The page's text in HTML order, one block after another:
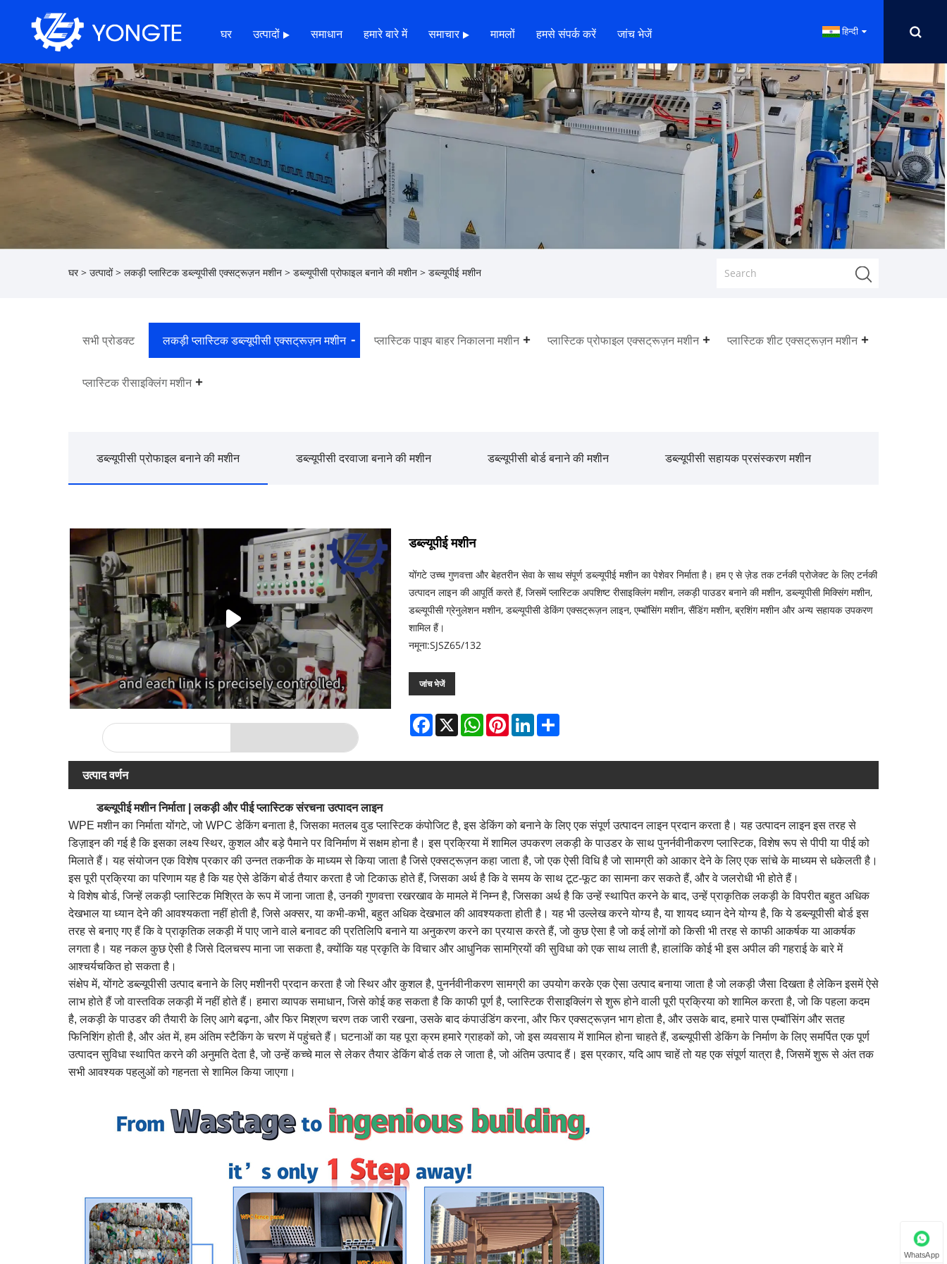
घर उत्पादों समाधान हमारे बारे में समाचार मामलों हमसे संपर्क करें जांच भेजें हिन्दी
घर > उत्पादों> लकड़ी प्लास्टिक डब्ल्यूपीसी एक्सट्रूज़न मशीन > डब्ल्यूपीसी प्रोफाइल बनाने की मशीन > डब्ल्यूपीई मशीन
सभी प्रोडक्ट लकड़ी प्लास्टिक डब्ल्यूपीसी एक्सट्रूज़न मशीन प्लास्टिक पाइप बाहर निकालना मशीन प्लास्टिक प्रोफाइल एक्सट्रूज़न मशीन प्लास्टिक शीट एक्सट्रूज़न मशीन
प्लास्टिक रीसाइक्लिंग मशीन
डब्ल्यूपीसी प्रोफाइल बनाने की मशीन डब्ल्यूपीसी दरवाजा बनाने की मशीन डब्ल्यूपीसी बोर्ड बनाने की मशीन डब्ल्यूपीसी सहायक प्रसंस्करण मशीन
डब्ल्यूपीई मशीन
योंगटे उच्च गुणवत्ता और बेहतरीन सेवा के साथ संपूर्ण डब्ल्यूपीई मशीन का पेशेवर निर्माता है। हम ए से ज़ेड तक टर्नकी प्रोजेक्ट के लिए टर्नकी
उत्पादन लाइन की आपूर्ति करते हैं, जिसमें प्लास्टिक अपशिष्ट रीसाइक्लिंग मशीन, लकड़ी पाउडर बनाने की मशीन, डब्ल्यूपीसी मिक्सिंग मशीन,
डब्ल्यूपीसी ग्रेनुलेशन मशीन, डब्ल्यूपीसी डेकिंग एक्सट्रूज़न लाइन, एम्बॉसिंग मशीन, सैंडिंग मशीन, ब्रशिंग मशीन और अन्य सहायक उपकरण
शामिल हैं।
नमूना:SJSZ65/132
जांच भेजें
Facebook
X WhatsAppPinterestLinkedIn
उत्पाद वर्णन
डब्ल्यूपीई मशीन निर्माता | लकड़ी और पीई प्लास्टिक संरचना उत्पादन लाइन
WPE मशीन का निर्माता योंगटे, जो WPC डेकिंग बनाता है, जिसका मतलब वुड प्लास्टिक कंपोजिट है, इस डेकिंग को बनाने के लिए एक संपूर्ण उत्पादन लाइन प्रदान करता है। यह उत्पादन लाइन इस तरह से
डिज़ाइन की गई है कि इसका लक्ष्य स्थिर, कुशल और बड़े पैमाने पर विनिर्माण में सक्षम होना है। इस प्रक्रिया में शामिल उपकरण लकड़ी के पाउडर के साथ पुनर्नवीनीकरण प्लास्टिक, विशेष रूप से पीपी या पीई को
मिलाते हैं। यह संयोजन एक विशेष प्रकार की उन्नत तकनीक के माध्यम से किया जाता है जिसे एक्सट्रूज़न कहा जाता है, जो एक ऐसी विधि है जो सामग्री को आकार देने के लिए एक सांचे के माध्यम से धकेलती है।
इस पूरी प्रक्रिया का परिणाम यह है कि यह ऐसे डेकिंग बोर्ड तैयार करता है जो टिकाऊ होते हैं, जिसका अर्थ है कि वे समय के साथ टूट-फूट का सामना कर सकते हैं, और वे जलरोधी भी होते हैं।
ये विशेष बोर्ड, जिन्हें लकड़ी प्लास्टिक मिश्रित के रूप में जाना जाता है, उनकी गुणवत्ता रखरखाव के मामले में निम्न है, जिसका अर्थ है कि उन्हें स्थापित करने के बाद, उन्हें प्राकृतिक लकड़ी के विपरीत बहुत अधिक
देखभाल या ध्यान देने की आवश्यकता नहीं होती है, जिसे अक्सर, या कभी-कभी, बहुत अधिक देखभाल की आवश्यकता होती है। यह भी उल्लेख करने योग्य है, या शायद ध्यान देने योग्य है, कि ये डब्ल्यूपीसी बोर्ड इस
तरह से बनाए गए हैं कि वे प्राकृतिक लकड़ी में पाए जाने वाले बनावट की प्रतिलिपि बनाने या अनुकरण करने का प्रयास करते हैं, जो कुछ ऐसा है जो कई लोगों को किसी भी तरह से काफी आकर्षक या आकर्षक
लगता है। यह नकल कुछ ऐसी है जिसे दिलचस्प माना जा सकता है, क्योंकि यह प्रकृति के विचार और आधुनिक सामग्रियों की सुविधा को एक साथ लाती है, हालांकि कोई भी इस अपील की गहराई के बारे में
आश्चर्यचकित हो सकता है।
संक्षेप में, योंगटे डब्ल्यूपीसी उत्पाद बनाने के लिए मशीनरी प्रदान करता है जो स्थिर और कुशल है, पुनर्नवीनीकरण सामग्री का उपयोग करके एक ऐसा उत्पाद बनाया जाता है जो लकड़ी जैसा दिखता है लेकिन इसमें ऐसे
लाभ होते हैं जो वास्तविक लकड़ी में नहीं होते हैं। हमारा व्यापक समाधान, जिसे कोई कह सकता है कि काफी पूर्ण है, प्लास्टिक रीसाइक्लिंग से शुरू होने वाली पूरी प्रक्रिया को शामिल करता है, जो कि पहला कदम
है, लकड़ी के पाउडर की तैयारी के लिए आगे बढ़ना, और फिर मिश्रण चरण तक जारी रखना, उसके बाद कंपाउंडिंग करना, और फिर एक्सट्रूज़न भाग होता है, और उसके बाद, हमारे पास एम्बॉसिंग और सतह
फिनिशिंग होती है, और अंत में, हम अंतिम स्टैकिंग के चरण में पहुंचते हैं। घटनाओं का यह पूरा क्रम हमारे ग्राहकों को, जो इस व्यवसाय में शामिल होना चाहते हैं, डब्ल्यूपीसी डेकिंग के निर्माण के लिए समर्पित एक पूर्ण
उत्पादन सुविधा स्थापित करने की अनुमति देता है, जो उन्हें कच्चे माल से लेकर तैयार डेकिंग बोर्ड तक ले जाता है, जो अंतिम उत्पाद हैं। इस प्रकार, यदि आप चाहें तो यह एक संपूर्ण यात्रा है, जिसमें शुरू से अंत तक
सभी आवश्यक पहलुओं को गहनता से शामिल किया जाएगा।
WhatsApp